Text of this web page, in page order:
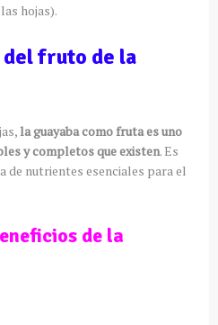
hojas).
fruto de la
la guayaba como fruta es uno
y completos que existen. Es
de nutrientes esenciales para el
de la